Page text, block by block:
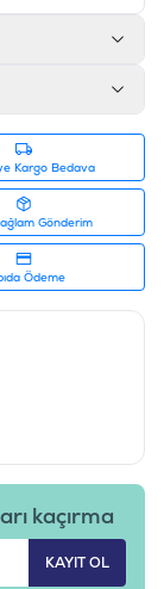
Lif %1, Nem
E 5
Kargo Bedava
Gönderim
Ödeme
kaçırma
KAYIT OL